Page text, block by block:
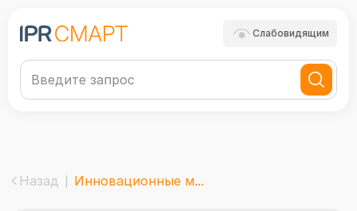
Слабовидящим
Назад Инновационные м...